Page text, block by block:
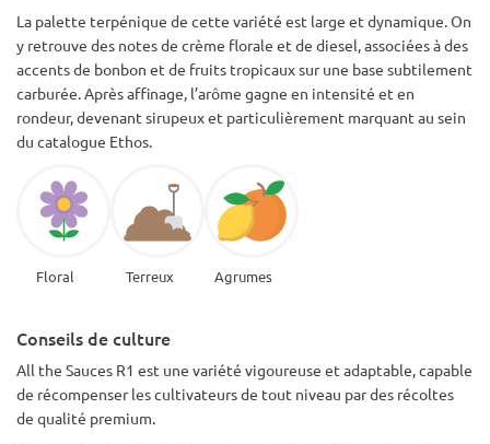
La palette terpénique de cette variété est large et dynamique. On
y retrouve des notes de crème florale et de diesel, associées à des
accents de bonbon et de fruits tropicaux sur une base subtilement
carburée. Après affinage, l’arôme gagne en intensité et en
rondeur, devenant sirupeux et particulièrement marquant au sein
du catalogue Ethos.
Floral Terreux Agrumes
Conseils de culture
All the Sauces R1 est une variété vigoureuse et adaptable, capable
de récompenser les cultivateurs de tout niveau par des récoltes
de qualité premium.